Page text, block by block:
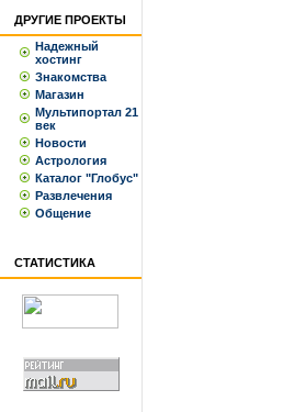
ДРУГИЕ ПРОЕКТЫ
Надежный
хостинг
Знакомства
Магазин
Мультипортал 21
век
Новости
Астрология
Каталог "Глобус"
Развлечения
Общение
СТАТИСТИКА